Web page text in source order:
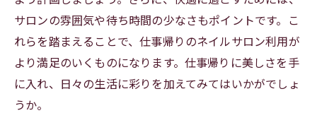
サロンの雰囲気や待ち時間の少なさもポイントです。こ
れらを踏まえることで、仕事帰りのネイルサロン利用が
より満足のいくものになります。仕事帰りに美しさを手
に入れ、日々の生活に彩りを加えてみてはいかがでしょ
うか。